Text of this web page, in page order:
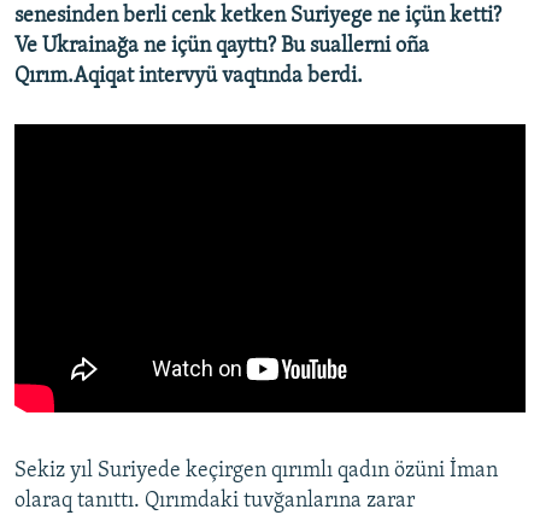
senesinden berli cenk ketken Suriyege ne içün ketti?
Ve Ukrainağa ne içün qayttı? Bu suallerni oña
Qırım.Aqiqat intervyü vaqtında berdi.
Sekiz yıl Suriyede keçirgen qırımlı qadın özüni İman
olaraq tanıttı. Qırımdaki tuvğanlarına zarar